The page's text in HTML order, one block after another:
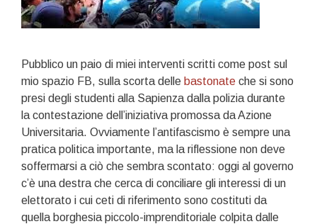
Pubblico un paio di miei interventi scritti come post sul
mio spazio FB, sulla scorta delle bastonate che si sono
presi degli studenti alla Sapienza dalla polizia durante
la contestazione dell’iniziativa promossa da Azione
Universitaria. Ovviamente l’antifascismo è sempre una
pratica politica importante, ma la riflessione non deve
soffermarsi a ciò che sembra scontato: oggi al governo
c’è una destra che cerca di conciliare gli interessi di un
elettorato i cui ceti di riferimento sono costituti da
quella borghesia piccolo-imprenditoriale colpita dalle